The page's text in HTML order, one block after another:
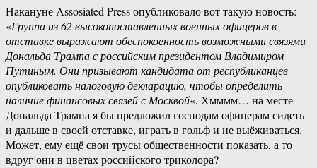
Накануне Assosiated Press опубликовало вот такую новость:
«Группа из 62 высокопоставленных военных офицеров в
отставке выражают обеспокоенность возможными связями
Дональда Трампа с российским президентом Владимиром
Путиным. Они призывают кандидата от республиканцев
опубликовать налоговую декларацию, чтобы определить
наличие финансовых связей с Москвой«. Хмммм… на месте
Дональда Трампа я бы предложил господам офицерам сидеть
и дальше в своей отставке, играть в гольф и не выёживаться.
Может, ему ещё свои трусы общественности показать, а то
вдруг они в цветах российского триколора?